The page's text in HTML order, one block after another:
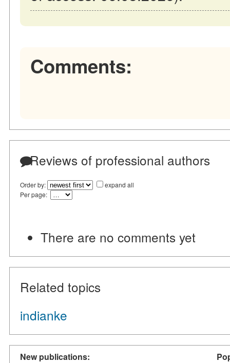
Comments:
Reviews of professional authors
Order by:
expand all
Per page:
There are no comments yet
Related topics
indianke
New publications: